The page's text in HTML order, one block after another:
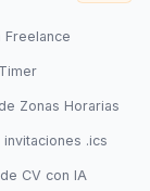
Freelance
Zonas Horarias
.ics
CV con IA